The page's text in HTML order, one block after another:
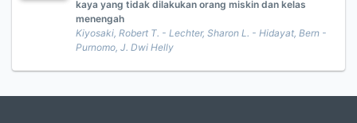
kaya yang tidak dilakukan orang miskin dan kelas
menengah
Kiyosaki, Robert T. - Lechter, Sharon L. - Hidayat, Bern -
Purnomo, J. Dwi Helly